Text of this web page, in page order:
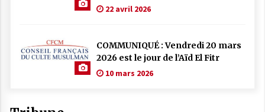
RN Julien Odoul.
22 avril 2026
COMMUNIQUÉ : Vendredi 20 mars
2026 est le jour de l’Aïd El Fitr
10 mars 2026